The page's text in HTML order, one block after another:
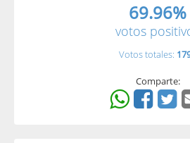
69.96%
votos
Votos totales:
Comparte: